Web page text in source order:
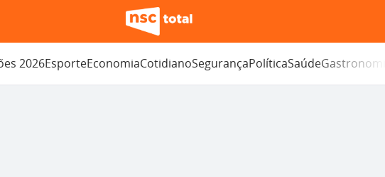
2026EsporteEconomiaCotidianoSegurançaPolíticaSaúdeGastronomia